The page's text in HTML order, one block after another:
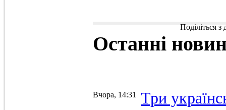
Поділіться
Останні
Вчора, 14:31
Три